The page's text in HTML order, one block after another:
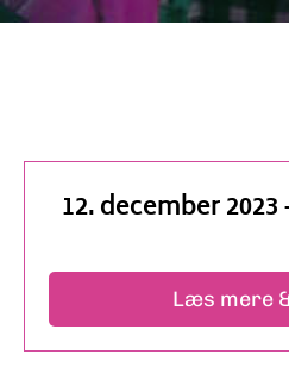
12. december 2023
Læs mere